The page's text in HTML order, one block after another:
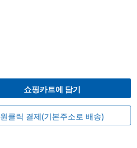
쇼핑카트에 담기
원클릭 결제(기본주소로 배송)